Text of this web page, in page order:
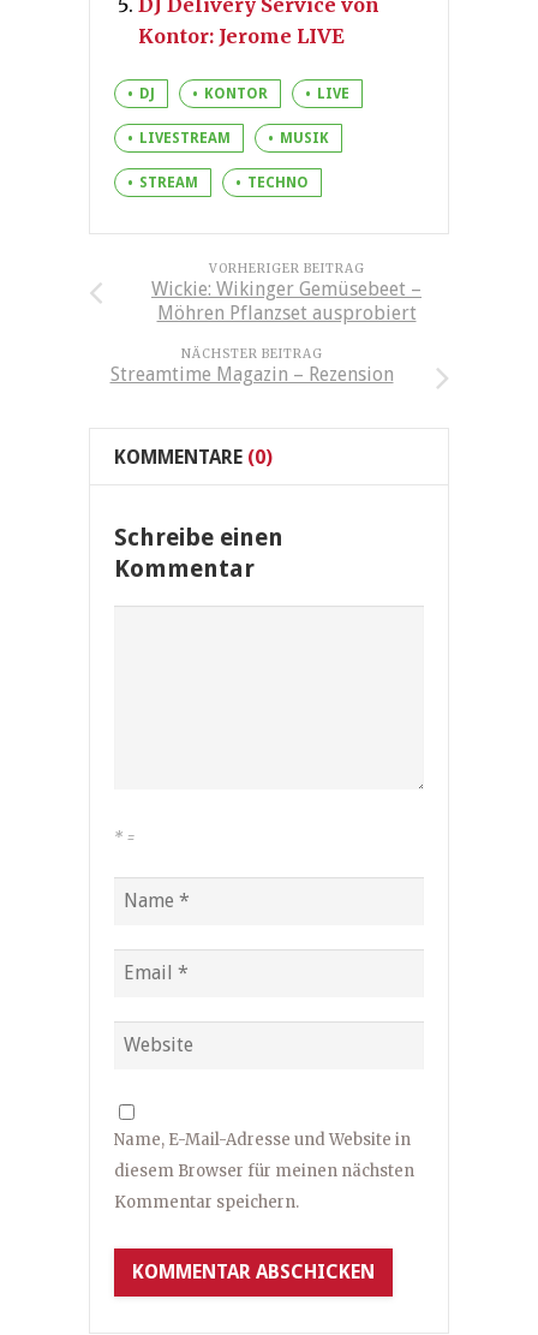
DJ Delivery Service von
Kontor: Jerome LIVE
DJ KONTOR LIVE
LIVESTREAM MUSIK
STREAM TECHNO
VORHERIGER BEITRAG
Wickie: Wikinger Gemüsebeet –
Möhren Pflanzset ausprobiert
NÄCHSTER BEITRAG
Streamtime Magazin – Rezension
KOMMENTARE (0)
Schreibe einen
Kommentar
* =
Name, E-Mail-Adresse und Website in
diesem Browser für meinen nächsten
Kommentar speichern.